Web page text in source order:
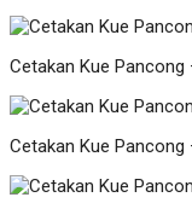
Cetakan Kue Pancong
Cetakan Kue Pancong